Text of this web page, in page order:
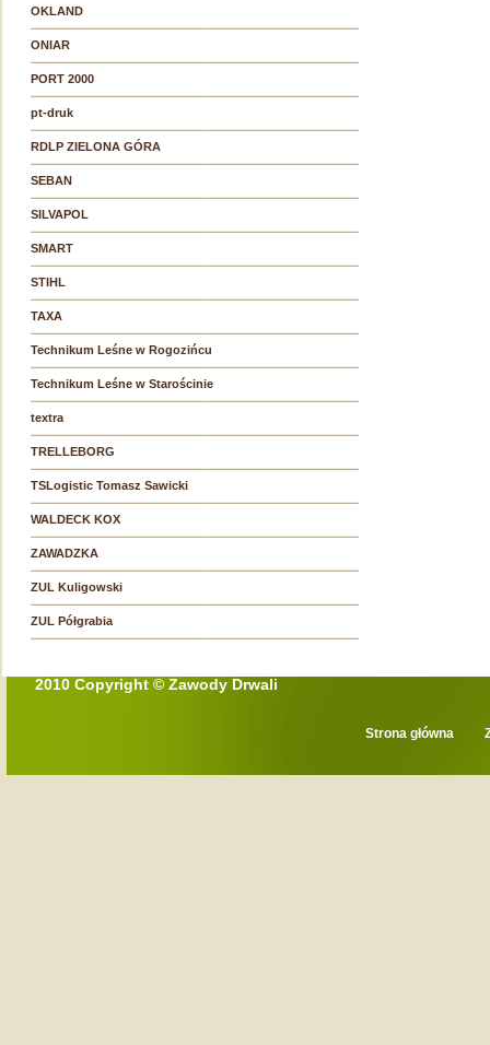
OKLAND
ONIAR
PORT 2000
pt-druk
RDLP ZIELONA GÓRA
SEBAN
SILVAPOL
SMART
STIHL
TAXA
Technikum Leśne w Rogozińcu
Technikum Leśne w Starościnie
textra
TRELLEBORG
TSLogistic Tomasz Sawicki
WALDECK KOX
ZAWADZKA
ZUL Kuligowski
ZUL Półgrabia
2010 Copyright © Zawody Drwali
Strona główna